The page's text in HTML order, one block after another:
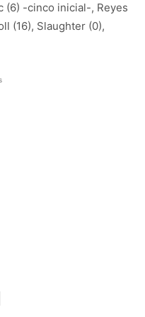
(6) -cinco inicial-, Reyes
(16), Slaughter (0),